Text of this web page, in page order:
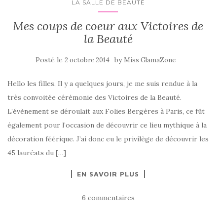
LA SALLE DE BEAUTÉ
Mes coups de coeur aux Victoires de
la Beauté
Posté le 2 octobre 2014 by Miss GlamaZone
Hello les filles, Il y a quelques jours, je me suis rendue à la
très convoitée cérémonie des Victoires de la Beauté.
L’évènement se déroulait aux Folies Bergères à Paris, ce fût
également pour l’occasion de découvrir ce lieu mythique à la
décoration féérique. J’ai donc eu le privilège de découvrir les
45 lauréats du […]
EN SAVOIR PLUS
6 commentaires